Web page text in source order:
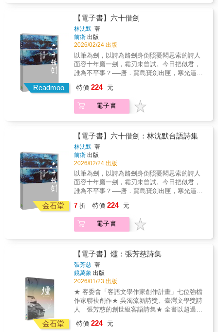
漢般，帶來柔美而迅猛的衝擊。 ──小令（詩
人）周先陌的詩有一種未經雕琢的細膩，看似
平實的詩句，卻交織出意味深長的畫面，好像
那些文字就應該這樣安排這樣陳述，粗中帶
細，特別能夠把沉重的人生體悟，縫入若隱若
現的敘事脈絡，完成他想講告訴我們的故事。
有時讀來，彷彿在窺伺詩人心靈的暗角，或思
維的糾結；有時讀到的，是詩人對某些題材的
技巧實驗，一些沉溺的煉金術，一段急促的成
長史。 ──陳大為（詩人）周先陌的詩集《赤
子》以敘事與抒情綿密交錯建構出的「血
色」、「裸裎」、「過敏」三輯詩作，擅於以
風物呼應心象，從生活出發的詩語言滿載大地
鵲」的對應，沉思世情的倥傯。〈土芒果之
謠〉以「光線穿透爛肉的縫隙，照亮飢餓」呈
現具穿透視野的洞察力，借用「無言花」意象
的語帶雙關，有效地捕捉難以言喻的生活感
應，與象徵土地的「土芒果」準確呼應。〈戰
爭開始我們就跳舞〉以想像追溯現實的本質，
同樣見出詩語言的洞察力。周先陌的詩作風格
不可多得的創造力。 ──陳滅（詩人）我在《赤
的殘忍。赤子不將語言修飾爲華麗，來抵禦現
實的風寒，他擁抱一種更爲任性的慾望，想要
透過裸裎，證明原本已值得被愛，請看見並且
愛上這樣的我。即使在人們前進的地方像一個
最顯眼的路障，即使經歷太多選擇與不被選
擇，而長滿稜角，也請你們看見周先陌，他不
曾在自己的語言中忘記溫柔。他就像個赤裸的
孩童，透過鏡面凝視自己，同時發現身後無比
衰老的世界，那裡有神明的慶典，有失智的老
人，有無數成熟的果實爛在樹上，他不能提前
領會死亡，卻真心為一個春天即將迎來的結局
感到悲傷。 ──扈嘉仁（詩人）這是一部努力壓
抑又自我揭露的詩集。充滿著由隱晦的訊息與
說，天搖地動。我懷疑這是一種「衛生紙」詩
派，但居然有著梔子花的芳香。淫而不爽，甜
而不膩，觸處是一種好笑的悲哀。難怪詩人
講：「學長讀了，抬起頭來笑，說我很有才
華。」我在想，學長笑的時候一隻手有沒有去
拉面紙來，擦淚。 ──唐捐（詩人）先陌的文字
氣息生動，是燒紅的炭火上，以煮沸的滾水泡
出的岩茶，令人屏息同時又忍不住深吸。《赤
子》的內容亦如岩茶般濃烈厚重，讀幾首就需
味過一詩集如《赤子》，讓我不斷想起一款岩
茶品種與之相應，即鐵羅漢。多首詩作如鐵羅
漢般，帶來柔美而迅猛的衝擊。 ──小令（詩
人）周先陌的詩有一種未經雕琢的細膩，看似
平實的詩句，卻交織出意味深長的畫面，好像
那些文字就應該這樣安排這樣陳述，粗中帶
細，特別能夠把沉重的人生體悟，縫入若隱若
現的敘事脈絡，完成他想講告訴我們的故事。
有時讀來，彷彿在窺伺詩人心靈的暗角，或思
維的糾結；有時讀到的，是詩人對某些題材的
技巧實驗，一些沉溺的煉金術，一段急促的成
長史。 ──陳大為（詩人）周先陌的詩集《赤
子》以敘事與抒情綿密交錯建構出的「血
色」、「裸裎」、「過敏」三輯詩作，擅於以
風物呼應心象，從生活出發的詩語言滿載大地
鵲」的對應，沉思世情的倥傯。〈土芒果之
謠〉以「光線穿透爛肉的縫隙，照亮飢餓」呈
現具穿透視野的洞察力，借用「無言花」意象
的語帶雙關，有效地捕捉難以言喻的生活感
應，與象徵土地的「土芒果」準確呼應。〈戰
爭開始我們就跳舞〉以想像追溯現實的本質，
同樣見出詩語言的洞察力。周先陌的詩作風格
不可多得的創造力。 ──陳滅（詩人）我在《赤
了微博上一個遍尋不遇的幽靈，可以發文但是
網友看不到，必須先至某人的評論區下留言，
然後，對方才能以你的留言當窗口，點開你的
微博...投稿了十二家出版社，音訊全無。最後
決定自費出書。挑了436篇，分成三部:上篇: 談
論國事下篇: 記錄修行中篇: 走過曾經算是為這
趟人間行旅留下了點滴的筆墨足跡◎代理經
銷：白象文化更多精彩內容請見
http://www.pressstore.com.tw/freereading/
Readmoo
【電子書】六十借劍
林沈默 著
前衛 出版
2026/02/24 出版
以筆為劍，以詩為路劍身倒照憂悶思索的詩人
面容十年磨一劍，霜刃未曾試。今日把似君，
誰為不平事？──唐．賈島寶劍出匣，寒光逼
鋒。在讀書人而言，它是一支無情之筆，文字
如劍花，象徵意志與銳意的流動。人在江湖，
身不由己。寫實派的人道詩人林沈默，繼前衛
這本書，又透過文字劍光，探照台灣土地、人
民與國族，揭發社會的過去與現在的不公不義
之事，不同的是，此番，作者也揮劍自問，試
圖剖開封閉的自我，徹底檢視、爬梳憂憂鬱
鬱、跌跌撞撞、坎坎坷坷的心路與心病。閱讀
這冊台語詩集，欣賞優美的台文字句，讀者非
但可以親炙文學、認識台灣、看見社會、透視
人性，也許，也能驀然瞥見你自己的顯影。
特價 224 元
電子書
金石堂
【電子書】六十借劍：林沈默台語詩集
林沈默 著
前衛 出版
2026/02/24 出版
以筆為劍，以詩為路劍身倒照憂悶思索的詩人
面容十年磨一劍，霜刃未曾試。今日把似君，
誰為不平事？──唐．賈島寶劍出匣，寒光逼
鋒。在讀書人而言，它是一支無情之筆，文字
如劍花，象徵意志與銳意的流動。人在江湖，
身不由己。寫實派的人道詩人林沈默，繼前衛
這本書，又透過文字劍光，探照台灣土地、人
民與國族，揭發社會的過去與現在的不公不義
之事，不同的是，此番，作者也揮劍自問，試
圖剖開封閉的自我，徹底檢視、爬梳憂憂鬱
鬱、跌跌撞撞、坎坎坷坷的心路與心病。閱讀
這冊台語詩集，欣賞優美的台文字句，讀者非
但可以親炙文學、認識台灣、看見社會、透視
人性，也許，也能驀然瞥見你自己的顯影。
7 折 特價 224 元
電子書
金石堂
【電子書】爧：張芳慈詩集
張芳慈 著
鏡萬象 出版
2026/01/23 出版
★ 客委會「客語文學作家創作計畫」七位強檔
作家聯袂創作★ 吳濁流新詩獎、臺灣文學獎詩
人 張芳慈的創世級客語詩集★ 全書以超過
讓讀者輕鬆閱讀客家文學。領悟無常，跨越想
特價 224 元